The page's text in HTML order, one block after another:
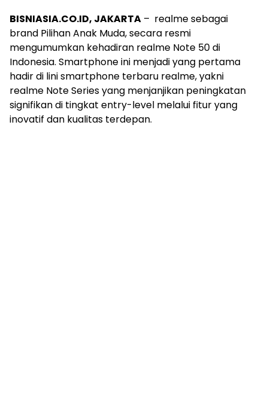
BISNIASIA.CO.ID, JAKARTA – realme sebagai
brand Pilihan Anak Muda, secara resmi
mengumumkan kehadiran realme Note 50 di
Indonesia. Smartphone ini menjadi yang pertama
hadir di lini smartphone terbaru realme, yakni
realme Note Series yang menjanjikan peningkatan
signifikan di tingkat entry-level melalui fitur yang
inovatif dan kualitas terdepan.